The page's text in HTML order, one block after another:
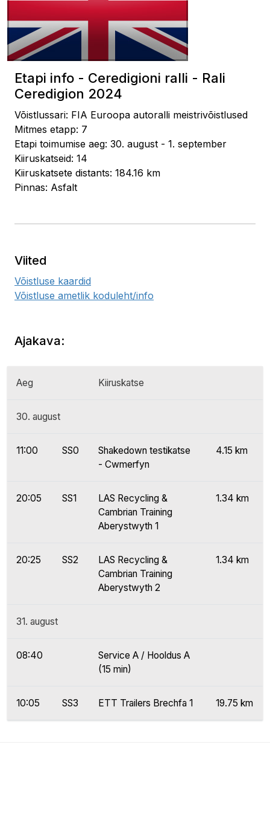
Etapi info - Ceredigioni ralli - Rali
Ceredigion 2024
Võistlussari: FIA Euroopa autoralli meistrivõistlused
Mitmes etapp: 7
Etapi toimumise aeg: 30. august - 1. september
Kiiruskatseid: 14
Kiiruskatsete distants: 184.16 km
Pinnas: Asfalt
Viited
Võistluse kaardid
Võistluse ametlik koduleht/info
Ajakava:
Aeg Kiiruskatse
30. august
11:00 SS0
Shakedown testikatse
- Cwmerfyn
4.15 km
20:05 SS1
LAS Recycling &
Cambrian Training
Aberystwyth 1
1.34 km
20:25 SS2
LAS Recycling &
Cambrian Training
Aberystwyth 2
1.34 km
31. august
08:40
Service A / Hooldus A
(15 min)
10:05 SS3 ETT Trailers Brechfa 1 19.75 km